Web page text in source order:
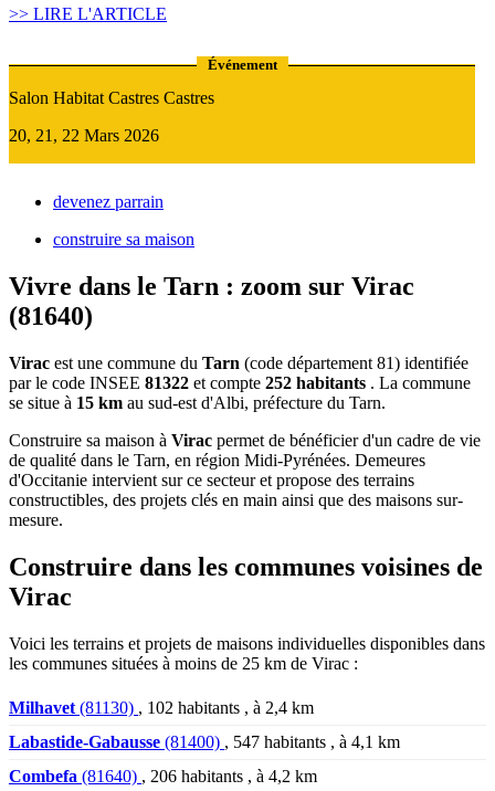
>> LIRE L'ARTICLE
Événement
Salon Habitat Castres Castres
20, 21, 22 Mars 2026
devenez parrain
construire sa maison
Vivre dans le Tarn : zoom sur Virac
(81640)
Virac est une commune du Tarn (code département 81) identifiée
par le code INSEE 81322 et compte 252 habitants . La commune
se situe à 15 km au sud-est d'Albi, préfecture du Tarn.
Construire sa maison à Virac permet de bénéficier d'un cadre de vie
de qualité dans le Tarn, en région Midi-Pyrénées. Demeures
d'Occitanie intervient sur ce secteur et propose des terrains
constructibles, des projets clés en main ainsi que des maisons sur-
mesure.
Construire dans les communes voisines de
Virac
Voici les terrains et projets de maisons individuelles disponibles dans
les communes situées à moins de 25 km de Virac :
Milhavet (81130) , 102 habitants , à 2,4 km
Labastide-Gabausse (81400) , 547 habitants , à 4,1 km
Combefa (81640) , 206 habitants , à 4,2 km